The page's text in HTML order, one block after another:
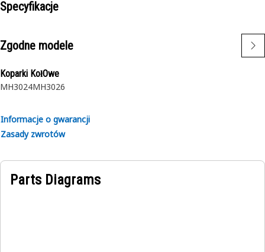
Specyfikacje
Zgodne modele
Koparki KołOwe
MH3024MH3026
Informacje o gwarancji
Zasady zwrotów
Parts Diagrams